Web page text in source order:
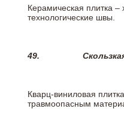
Керамическая плитка
технологические швы.
49.
Кварц-виниловая
травмоопасным